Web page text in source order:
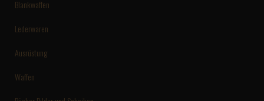
Blankwaffen
Lederwaren
Ausrüstung
Waffen